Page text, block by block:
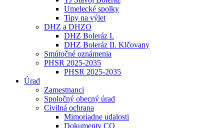
Umelecké spolky
Tipy na výlet
DHZ a DHZO
DHZ Boleráz I.
DHZ Boleráz II. Klčovany
Smútočné oznámenia
PHSR 2025-2035
PHSR 2025-2035
Úrad
Zamestnanci
Spoločný obecný úrad
Civilná ochrana
Mimoriadne udalosti
Dokumenty CO